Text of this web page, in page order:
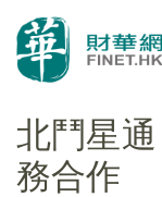
北鬥星
務合作